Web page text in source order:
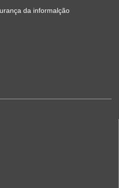
da informalção